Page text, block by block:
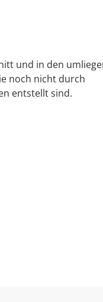
und in den
noch nicht durch
entstellt sind.